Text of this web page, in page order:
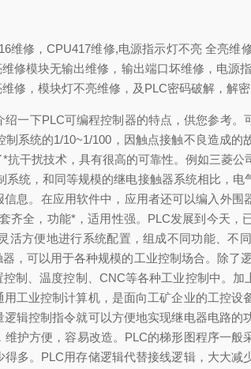
维修，CPU417维修,电源指示灯不亮 全亮
修模块无输出维修，输出端口坏维修，电源
修，模块灯不亮维修，及PLC密码破解，解密
一下PLC可编程控制器的特点，供您参考
系统的1/10~1/100，因触点接触不良造成
干扰技术，具有很高的可靠性。例如三菱
统，和同等规模的继电接触器系统相比，
息。在应用软件中，应用者还可以编入外
全，功能*，适用性强。PLC发展到今天
方便地进行系统配置，组成不同功能、不
，可以用于各种规模的工业控制场合。除
制、温度控制、CNC等各种工业控制中。
工业控制计算机，是面向工矿企业的工控
辑控制指令就可以方便地实现继电器电路
护方便，容易改造。PLC的梯形图程序一
多。PLC用存储逻辑代替接线逻辑，大大